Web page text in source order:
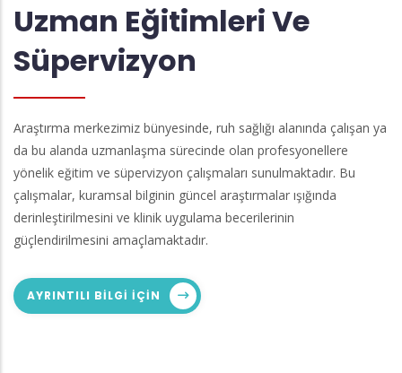
Uzman Eğitimleri Ve
Süpervizyon
Araştırma merkezimiz bünyesinde, ruh sağlığı alanında çalışan ya
da bu alanda uzmanlaşma sürecinde olan profesyonellere
yönelik eğitim ve süpervizyon çalışmaları sunulmaktadır. Bu
çalışmalar, kuramsal bilginin güncel araştırmalar ışığında
derinleştirilmesini ve klinik uygulama becerilerinin
güçlendirilmesini amaçlamaktadır.
AYRINTILI BILGI IÇIN